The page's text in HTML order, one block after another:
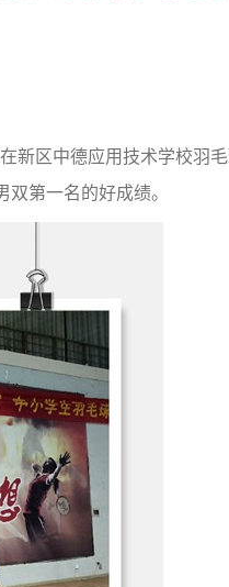
新区中德应用技术学校羽
第一名的好成绩。